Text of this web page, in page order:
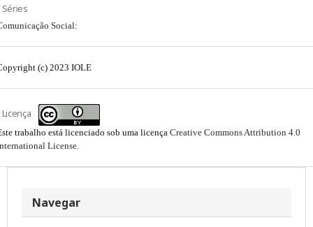
Séries
Social:
(c) 2023 IOLE
Licença
trabalho está licenciado sob uma licença Creative Commons Attribution 4.0
License
Navegar